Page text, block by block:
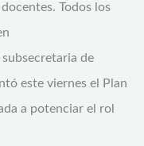
Todos los
de
este viernes el Plan
a potenciar el rol